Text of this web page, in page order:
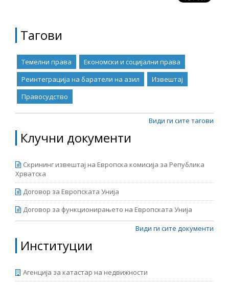
Тагови
Темелни права
Економски и социјални права
Реинтеграција на баратели на азил
Извештај
Правосудство
Види ги сите тагови
Клучни документи
Скрининг извештај на Европска комисија за Република
Хрватска
Договор за Европската Унија
Договор за функционирањето на Европската Унија
Види ги сите документи
Институции
Агенција за катастар на недвижности